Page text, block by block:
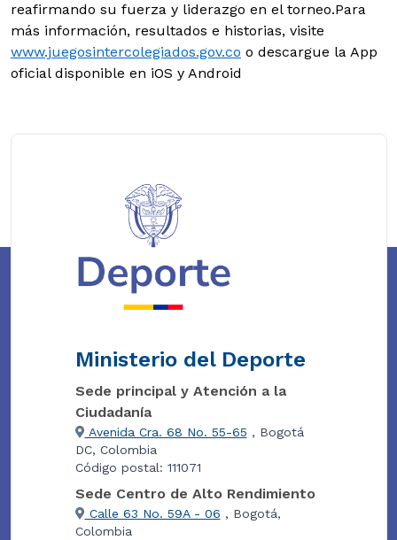
reafirmando su fuerza y liderazgo en el torneo.Para
más información, resultados e historias, visite
www.juegosintercolegiados.gov.co o descargue la App
oficial disponible en iOS y Android
Ministerio del Deporte
Sede principal y Atención a la
Ciudadanía
Avenida Cra. 68 No. 55-65 , Bogotá
DC, Colombia
Código postal: 111071
Sede Centro de Alto Rendimiento
Calle 63 No. 59A - 06 , Bogotá,
Colombia